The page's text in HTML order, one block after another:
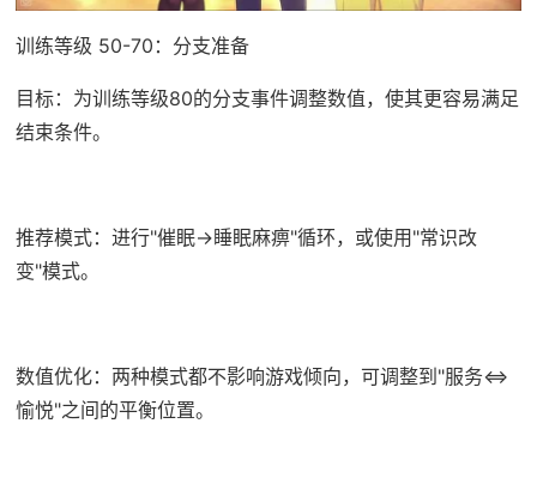
训练等级 50-70：分支准备
目标：为训练等级80的分支事件调整数值，使其更容易满足
结束条件。
推荐模式：进行"催眠→睡眠麻痹"循环，或使用"常识改
变"模式。
数值优化：两种模式都不影响游戏倾向，可调整到"服务⇔
愉悦"之间的平衡位置。